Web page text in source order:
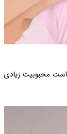
است محبوبیت زیادی